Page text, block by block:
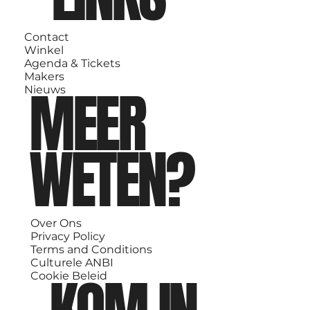
Contact
Winkel
Agenda & Tickets
Makers
Nieuws
MEER
WETEN?
Over Ons
Privacy Policy
Terms and Conditions
Culturele ANBI
Cookie Beleid